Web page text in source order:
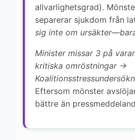
allvarlighetsgrad).
separerar sjukdom från
sig inte om
Minister missar 3 på
kritiska omröstningar →
Eftersom mönster
bättre än